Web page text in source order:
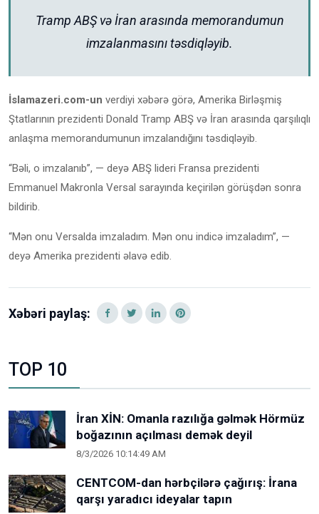
Tramp ABŞ və İran arasında memorandumun
imzalanmasını təsdiqləyib.
İslamazeri.com-un verdiyi xəbərə görə, Amerika Birləşmiş
Ştatlarının prezidenti Donald Tramp ABŞ və İran arasında qarşılıqlı
anlaşma memorandumunun imzalandığını təsdiqləyib.
“Bəli, o imzalanıb”, — deyə ABŞ lideri Fransa prezidenti
Emmanuel Makronla Versal sarayında keçirilən görüşdən sonra
bildirib.
“Mən onu Versalda imzaladım. Mən onu indicə imzaladım”, —
deyə Amerika prezidenti əlavə edib.
Xəbəri paylaş:
TOP 10
İran XİN: Omanla razılığa gəlmək Hörmüz
boğazının açılması demək deyil
8/3/2026 10:14:49 AM
CENTCOM-dan hərbçilərə çağırış: İrana
qarşı yaradıcı ideyalar tapın